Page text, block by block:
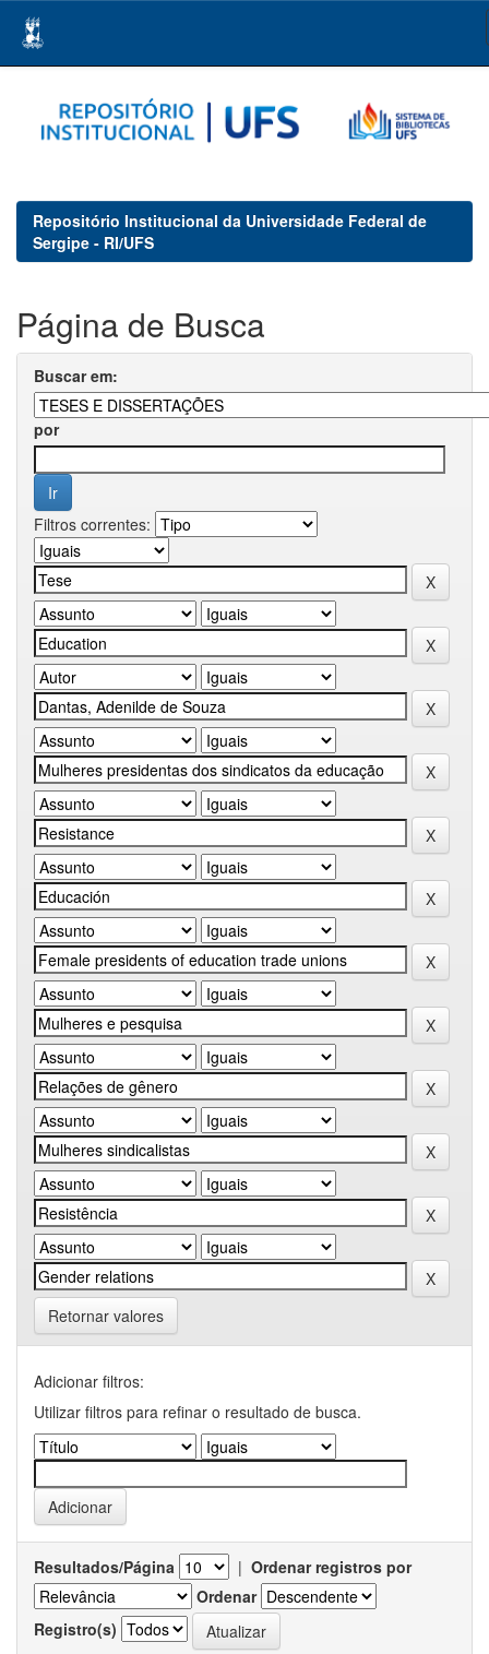
navigation
Repositório Institucional da Universidade Federal de
Sergipe - RI/UFS
Página de Busca
Buscar em:
por
Filtros correntes:
Retornar valores
Adicionar filtros:
Utilizar filtros para refinar o resultado de busca.
Resultados/Página | Ordenar registros por
Ordenar
Registro(s)